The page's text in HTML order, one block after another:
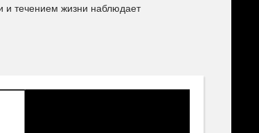
и течением жизни наблюдает